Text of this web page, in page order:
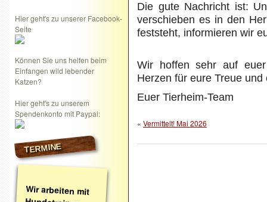
Hier geht's zu unserer Facebook-
Seite
Können Sie uns helfen beim
Einfangen wild lebender
Katzen?
Hier geht's zu unserem
Spendenkonto mit Paypal:
TERMINE
Wir arbeiten mit
Hundetrainer
David Weth von
canis intellectus
Die gute Nachricht ist:
verschieben es in den
feststeht, informieren wir
Wir hoffen sehr auf
Herzen für eure Treue
Euer Tierheim-Team
« Vermittelt! Mai 2026